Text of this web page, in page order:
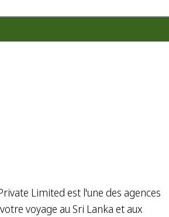
Limited est l'une des agences
voyage au Sri Lanka et aux